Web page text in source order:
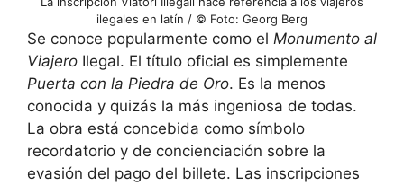
ilegales en latín / © Foto: Georg Berg
Se conoce popularmente como el Monumento al
Viajero Ilegal. El título oficial es simplemente
Puerta con la Piedra de Oro. Es la menos
conocida y quizás la más ingeniosa de todas.
La obra está concebida como símbolo
recordatorio y de concienciación sobre la
evasión del pago del billete. Las inscripciones